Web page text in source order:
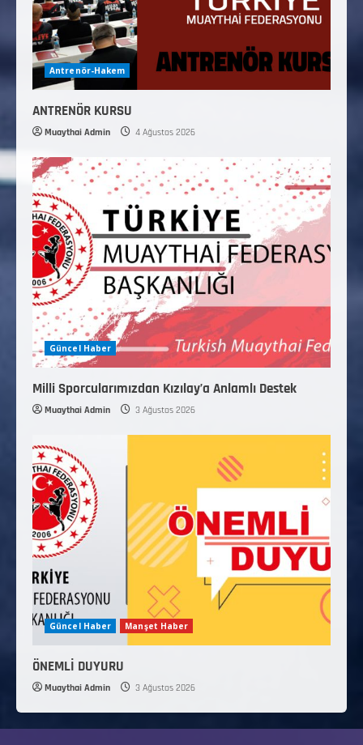
Antrenör-Hakem
ANTRENÖR KURSU
Muaythai Admin 4 Ağustos 2026
Güncel Haber
Milli Sporcularımızdan Kızılay’a Anlamlı Destek
Muaythai Admin 3 Ağustos 2026
Güncel Haber Manşet Haber
ÖNEMLİ DUYURU
Muaythai Admin 3 Ağustos 2026